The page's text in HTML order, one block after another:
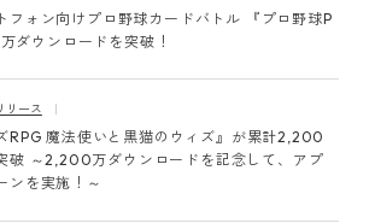
フォン向けプロ野球カードバトル 『プロ野球P
ダウンロードを突破！
リース
RPG 魔法使いと黒猫のウィズ』が累計2,200
破 ～2,200万ダウンロードを記念して、アプ
ンを実施！～